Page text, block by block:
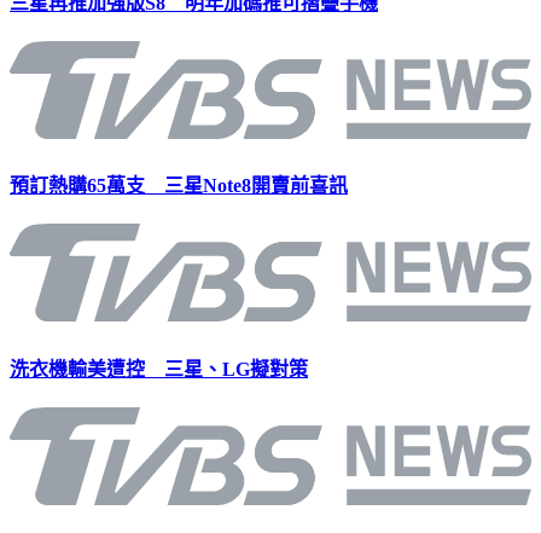
預訂熱購65萬支 三星Note8開賣前喜訊
洗衣機輸美遭控 三星、LG擬對策